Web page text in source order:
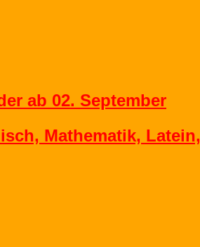
ab 02. September
Mathematik, Latein,